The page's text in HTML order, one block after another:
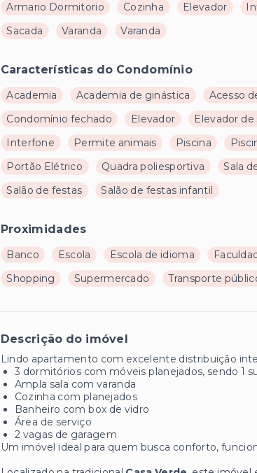
Armario Dormitorio
Cozinha Elevador
Sacada
Varanda Varanda
Características do Condomínio
Academia Academia de ginástica Acesso
Condomínio fechado
Elevador Elevador de
Interfone
Permite animais Piscina
Portão Elétrico
Quadra poliesportiva Sala
Salão de festas
Salão de festas infantil
Proximidades
Banco Escola Escola de idioma
Shopping
Supermercado Transporte
Descrição do imóvel
Lindo apartamento com excelente distribuição
3 dormitórios com móveis planejados, sendo 1
Ampla sala com varanda
Cozinha com planejados
Banheiro com box de vidro
Área de serviço
2 vagas de garagem
Um imóvel ideal para quem busca conforto,